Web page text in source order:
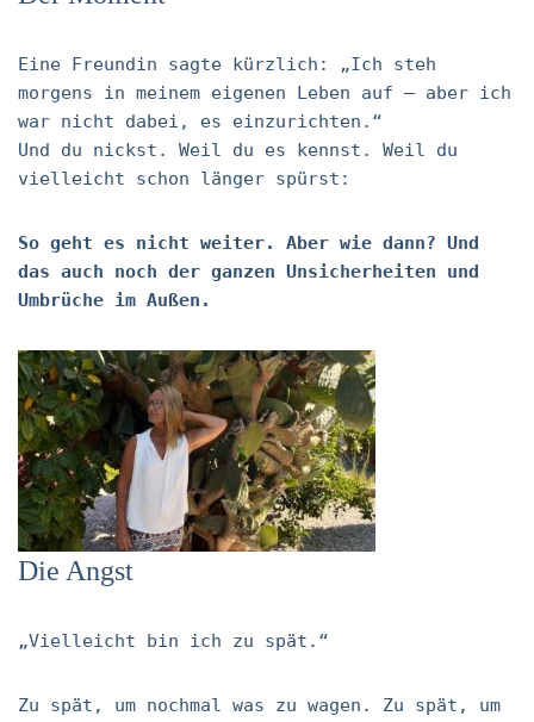
Eine Freundin sagte kürzlich: „Ich steh
morgens in meinem eigenen Leben auf – aber ich
war nicht dabei, es einzurichten.“
Und du nickst. Weil du es kennst. Weil du
vielleicht schon länger spürst:
So geht es nicht weiter. Aber wie dann? Und
das auch noch der ganzen Unsicherheiten und
Umbrüche im Außen.
Die Angst
„Vielleicht bin ich zu spät.“
Zu spät, um nochmal was zu wagen. Zu spät, um